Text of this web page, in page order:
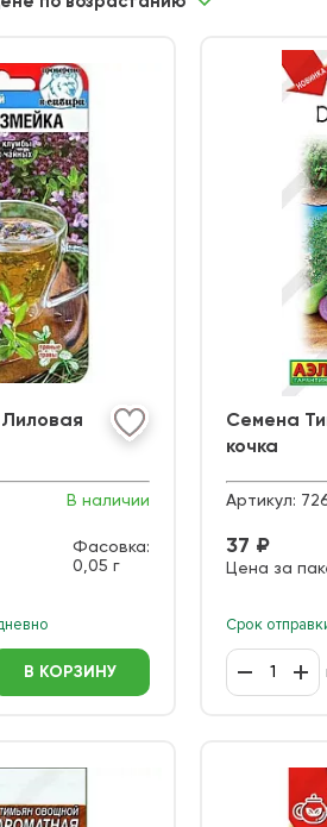
В наличии
Фасовка:
0,05 г
В КОРЗИНУ
Семена
кочка
Артикул:
37 ₽
Цена за
Срок